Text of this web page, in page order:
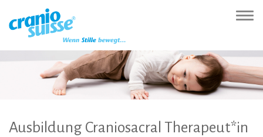
(Accesskey
Hauptnavigation
(Accesskey
Inhalt
(Accesskey
Sprachumschaltung
(Accesskey
Ausbildung Craniosacral Therapeut*in